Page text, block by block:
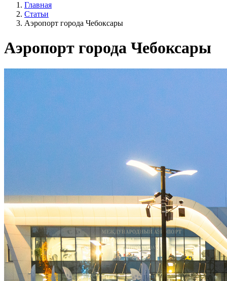
Главная
Статьи
Аэропорт города Чебоксары
Аэропорт города Чебоксары